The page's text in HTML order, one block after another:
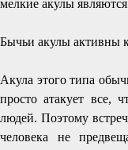
мелкие акулы
Бычьи акулы активны
Акула этого типа
просто атакует все,
людей. Поэтому
человека не